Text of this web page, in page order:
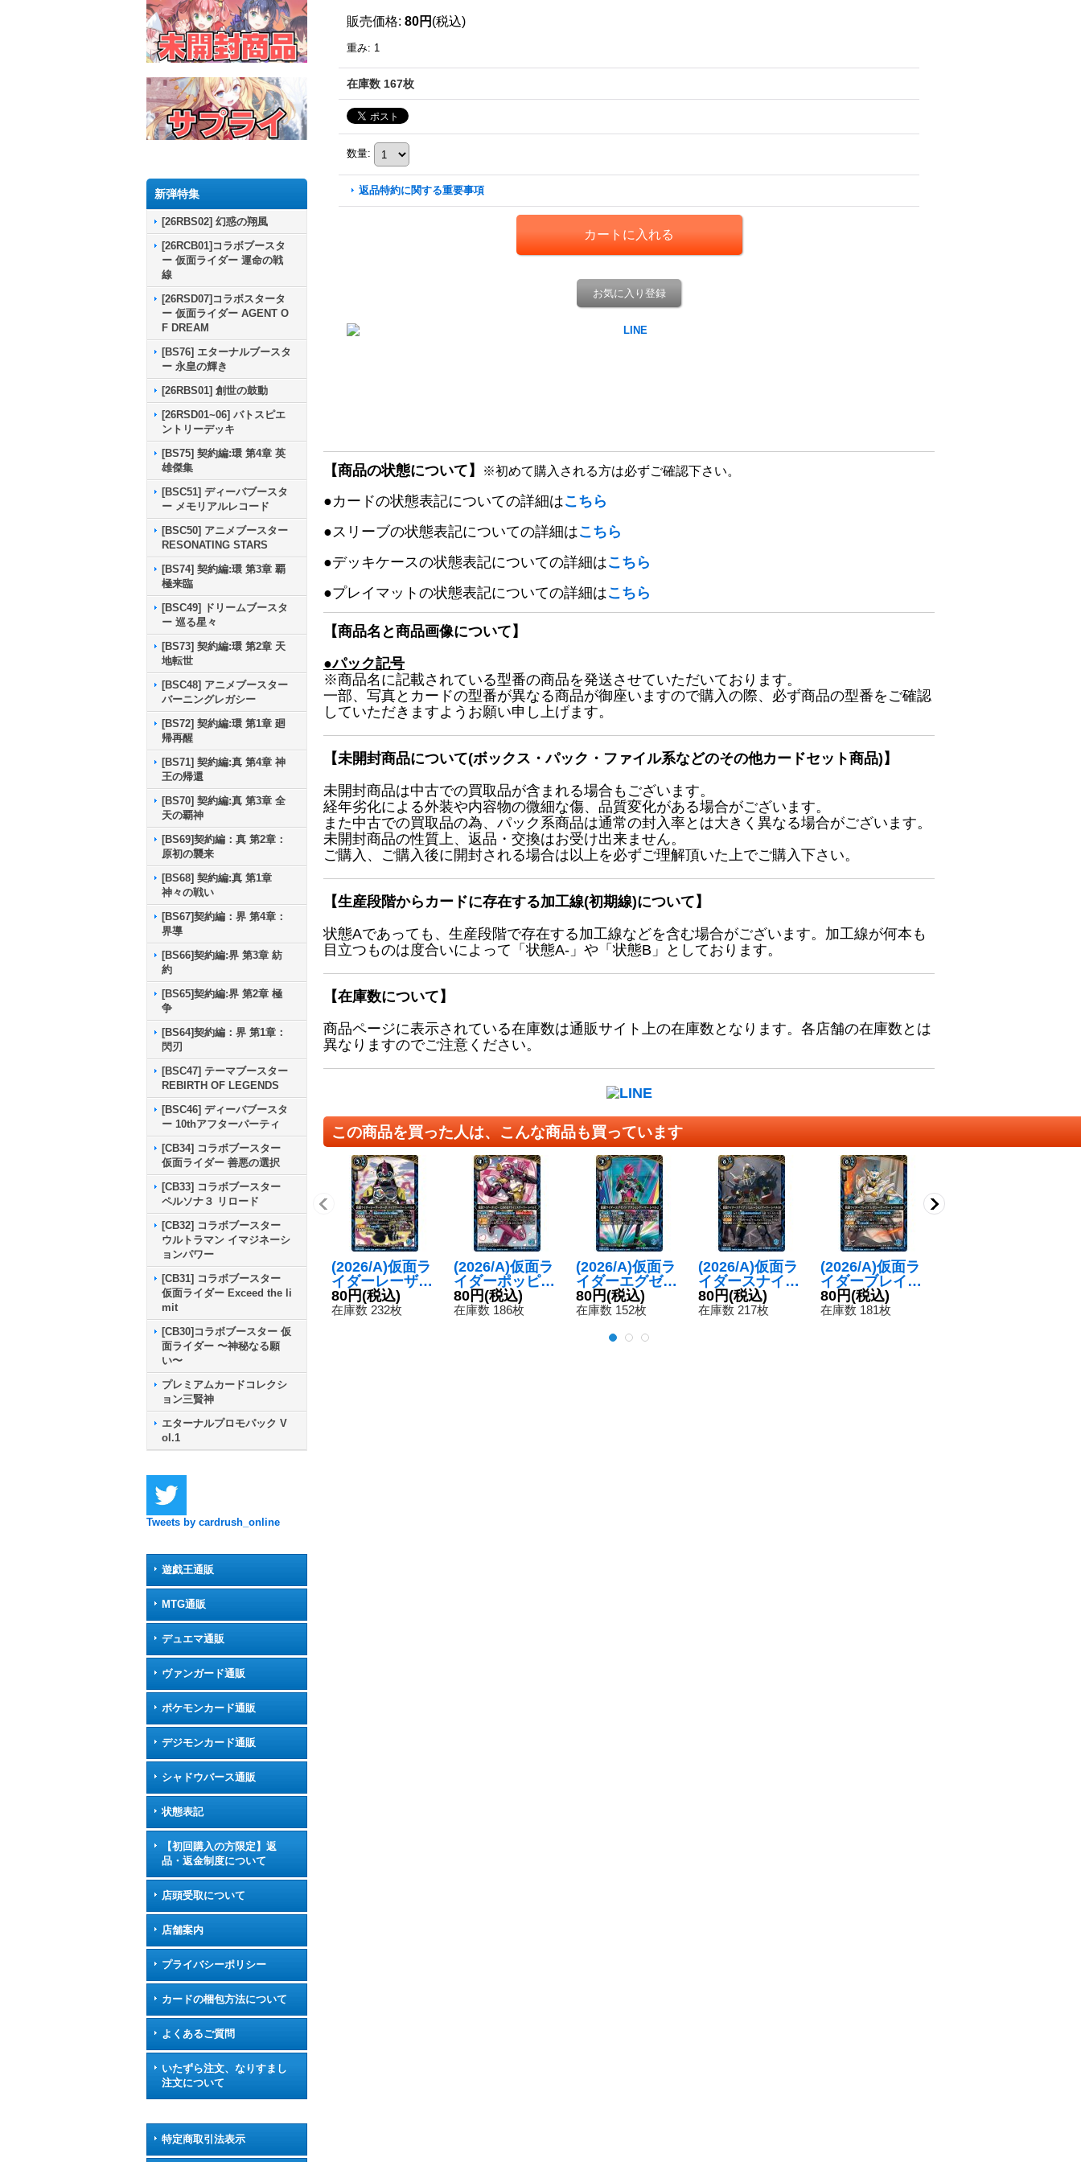
新弾特集
[26RBS02] 幻惑の翔風
[26RCB01]コラボブースタ
ー 仮面ライダー 運命の戦
線
[26RSD07]コラボスタータ
ー 仮面ライダー AGENT O
F DREAM
[BS76] エターナルブースタ
ー 永皇の輝き
[26RBS01] 創世の鼓動
[26RSD01~06] バトスピエ
ントリーデッキ
[BS75] 契約編:環 第4章 英
雄傑集
[BSC51] ディーバブースタ
ー メモリアルレコード
[BSC50] アニメブースター
RESONATING STARS
[BS74] 契約編:環 第3章 覇
極来臨
[BSC49] ドリームブースタ
ー 巡る星々
[BS73] 契約編:環 第2章 天
地転世
[BSC48] アニメブースター
バーニングレガシー
[BS72] 契約編:環 第1章 廻
帰再醒
[BS71] 契約編:真 第4章 神
王の帰還
[BS70] 契約編:真 第3章 全
天の覇神
[BS69]契約編：真 第2章：
原初の襲来
[BS68] 契約編:真 第1章
神々の戦い
[BS67]契約編：界 第4章：
界導
[BS66]契約編:界 第3章 紡
約
[BS65]契約編:界 第2章 極
争
[BS64]契約編：界 第1章：
閃刃
[BSC47] テーマブースター
REBIRTH OF LEGENDS
[BSC46] ディーバブースタ
ー 10thアフターパーティ
[CB34] コラボブースター
仮面ライダー 善悪の選択
[CB33] コラボブースター
ペルソナ３ リロード
[CB32] コラボブースター
ウルトラマン イマジネーシ
ョンパワー
[CB31] コラボブースター
仮面ライダー Exceed the li
mit
[CB30]コラボブースター 仮
面ライダー 〜神秘なる願
い〜
プレミアムカードコレクシ
ョン三賢神
エターナルプロモパック V
ol.1
Tweets by cardrush_online
遊戯王通販
MTG通販
デュエマ通販
ヴァンガード通販
ポケモンカード通販
デジモンカード通販
シャドウバース通販
状態表記
【初回購入の方限定】返
品・返金制度について
店頭受取について
店舗案内
プライバシーポリシー
カードの梱包方法について
よくあるご質問
いたずら注文、なりすまし
注文について
特定商取引法表示
販売価格: 80円 (税込)
重み: 1
在庫数 167枚
数量:
返品特約に関する重要事項
お気に入り登録
【商品の状態について】 ※初めて購入される方は必ずご確認下さい。
●カードの状態表記についての詳細はこちら
●スリーブの状態表記についての詳細はこちら
●デッキケースの状態表記についての詳細はこちら
●プレイマットの状態表記についての詳細はこちら
【商品名と商品画像について】
●パック記号
※商品名に記載されている型番の商品を発送させていただいております。
一部、写真とカードの型番が異なる商品が御座いますので購入の際、必ず商品の型番をご確認
していただきますようお願い申し上げます。
【未開封商品について(ボックス・パック・ファイル系などのその他カードセット商品)】
未開封商品は中古での買取品が含まれる場合もございます。
経年劣化による外装や内容物の微細な傷、品質変化がある場合がございます。
また中古での買取品の為、パック系商品は通常の封入率とは大きく異なる場合がございます。
未開封商品の性質上、返品・交換はお受け出来ません。
ご購入、ご購入後に開封される場合は以上を必ずご理解頂いた上でご購入下さい。
【生産段階からカードに存在する加工線(初期線)について】
状態Aであっても、生産段階で存在する加工線などを含む場合がございます。加工線が何本も
目立つものは度合いによって「状態A-」や「状態B」としております。
【在庫数について】
商品ページに表示されている在庫数は通販サイト上の在庫数となります。各店舗の在庫数とは
異なりますのでご注意ください。
この商品を買った人は、こんな商品も買っています
(2026/A)仮面ラ
イダーレーザー
ターボバイクゲ
ーマーレベル0
80円(税込)
在庫数 232枚
(2026/A)仮面ラ
イダーポッピー
ときめきクライ
シスゲーマーレ
80円(税込)
在庫数 186枚
(2026/A)仮面ラ
イダーエグゼイ
ドアクションゲ
ーマーレベル2
【R】{26RCB0
80円(税込)
在庫数 152枚
(2026/A)仮面ラ
イダースナイプ
シミュレーショ
ンゲーマーレベ
80円(税込)
在庫数 217枚
(2026/A)仮面ラ
イダーブレイブ
レガシーゲーマ
ーレベル100
80円(税込)
在庫数 181枚